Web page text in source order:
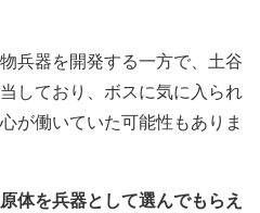
兵器を開発する一方で、土谷
しており、ボスに気に入られ
が働いていた可能性もありま
体を兵器として選んでもらえ